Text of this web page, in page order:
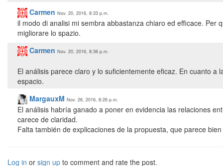
Carmen Nov. 20, 2016, 8:33 p.m.
il modo di analisi mi sembra abbastanza chiaro ed efficace.
migliorare lo spazio.
Carmen Nov. 20, 2016, 8:36 p.m.
El análisis parece claro y lo suficientemente eficaz. En cuanto
espacio.
MargauxM Nov. 26, 2016, 8:26 p.m.
El análisis habría ganado a poner en evidencia las relaciones
carece de claridad.
Falta también de explicaciones de la propuesta, que parece
Log in or sign up to comment and rate the post.